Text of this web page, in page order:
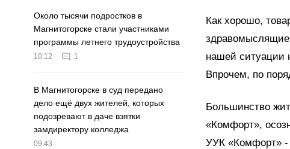
Около тысячи подростков в
Магнитогорске стали участниками
программы летнего трудоустройства
10:12 1
В Магнитогорске в суд передано
дело ещё двух жителей, которых
подозревают в даче взятки
замдиректору колледжа
09:43
Как хорошо,
нашей ситуации
Впрочем, по
Большинство
«Комфорт»,
УУК «Комфорт» -